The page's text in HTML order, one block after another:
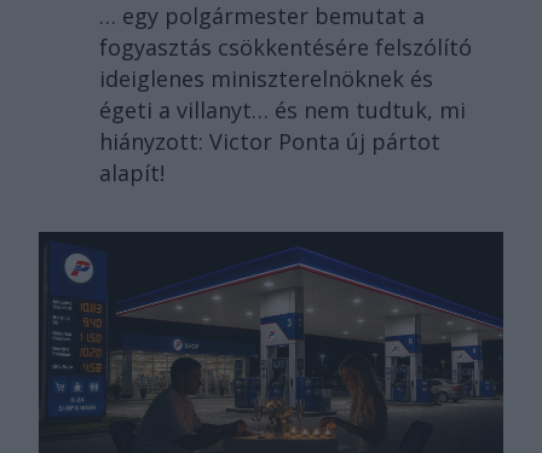
… egy polgármester bemutat a
fogyasztás csökkentésére felszólító
ideiglenes miniszterelnöknek és
égeti a villanyt… és nem tudtuk, mi
hiányzott: Victor Ponta új pártot
alapít!